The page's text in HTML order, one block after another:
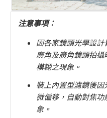
注意事項：
因各家鏡頭光學設
廣角及廣角鏡頭拍
模糊之現象。
裝上內置型濾鏡後
微偏移，自動對焦
象。